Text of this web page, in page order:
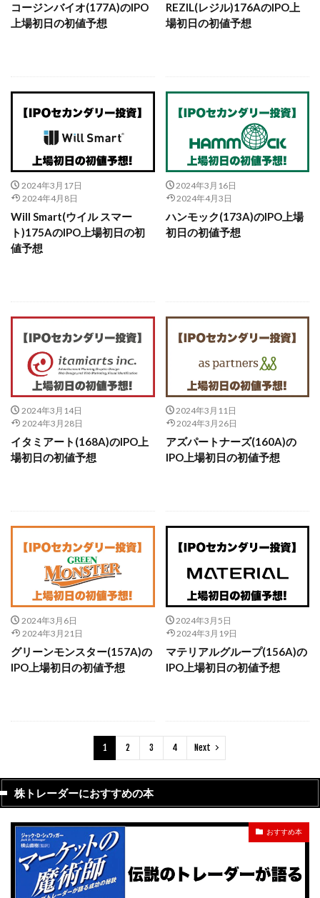
コージンバイオ(177A)のIPO
上場初日の初値予想
REZIL(レジル)176AのIPO上
場初日の初値予想
2024年3月17日
2024年4月8日
Will Smart(ウイル スマー
ト)175AのIPO上場初日の初
値予想
2024年3月16日
2024年4月3日
ハンモック(173A)のIPO上場
初日の初値予想
2024年3月14日
2024年3月28日
イタミアート(168A)のIPO上
場初日の初値予想
2024年3月11日
2024年3月26日
アズパートナーズ(160A)の
IPO上場初日の初値予想
2024年3月6日
2024年3月21日
グリーンモンスター(157A)の
IPO上場初日の初値予想
2024年3月5日
2024年3月19日
マテリアルグループ(156A)の
IPO上場初日の初値予想
1 2 3 4 Next
株トレーダーにおすすめの本
おすすめ本